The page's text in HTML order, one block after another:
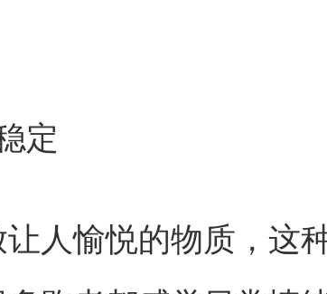
定
人愉悦的物质，这